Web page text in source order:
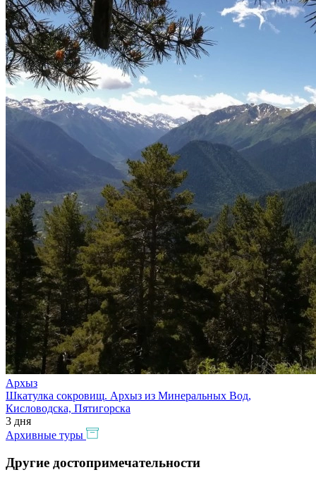
Архыз
Шкатулка сокровищ. Архыз из Минеральных Вод,
Кисловодска, Пятигорска
3 дня
Архивные туры
Другие достопримечательности